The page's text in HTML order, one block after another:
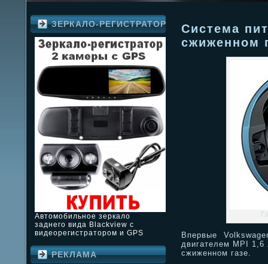
ЗЕРКАЛО-РЕГИСТРАТОР
Автомобильное зеркало
заднего вида Blackview с
видеорегистратором и GPS
РЕКЛАМА
Система
сжиженном
Впервые
двигателем MPI
сжиженном газе.